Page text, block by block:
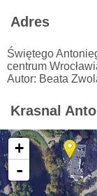
Adres
Świętego
centrum
Autor: Beata
Krasnal
+
-